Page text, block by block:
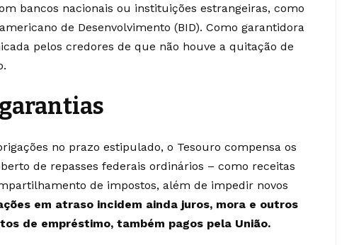
bancos nacionais ou instituições estrangeiras, como
de Desenvolvimento (BID). Como garantidora
pelos credores de que não houve a quitação de
no prazo estipulado, o Tesouro compensa os
de repasses federais ordinários – como receitas
de impostos, além de impedir novos
em atraso incidem ainda juros, mora e outros
de empréstimo, também pagos pela União.